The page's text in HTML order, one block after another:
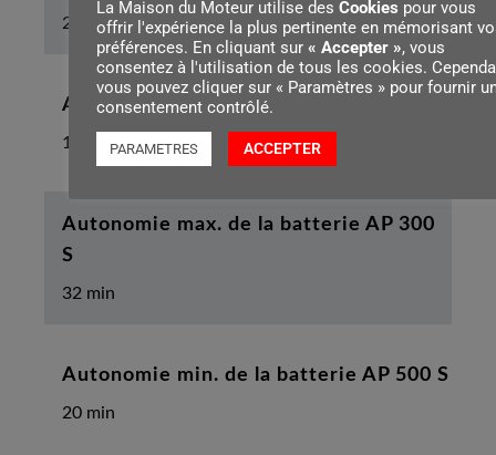
26 min
Autonomie min. de la batterie AP 300 S
16 min
Autonomie max. de la batterie AP 300
S
32 min
Autonomie min. de la batterie AP 500 S
20 min
La Maison du Moteur utilise des Cookies pour vous
offrir l'expérience la plus pertinente en mémorisant
préférences. En cliquant sur « Accepter », vous
consentez à l'utilisation de tous les cookies.
vous pouvez cliquer sur « Paramètres » pour fournir
consentement contrôlé.
PARAMETRES ACCEPTER